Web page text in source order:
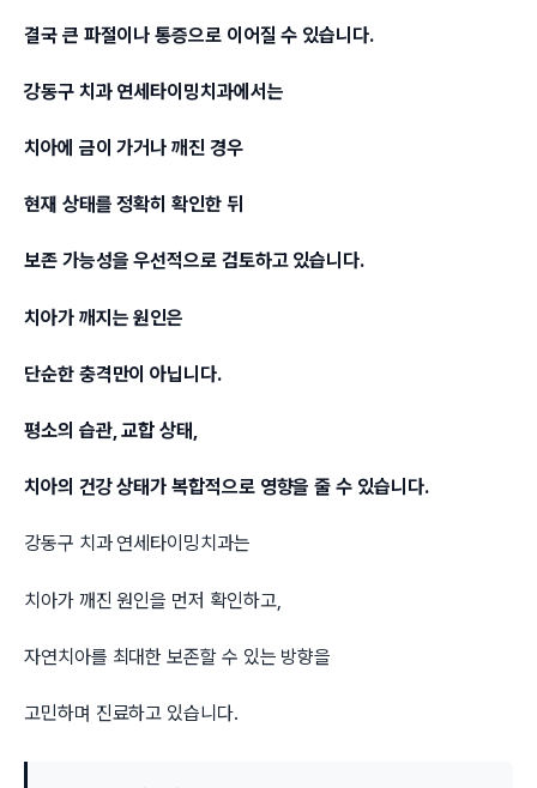
결국 큰 파절이나 통증으로 이어질 수 있습니다.
강동구 치과 연세타이밍치과에서는
치아에 금이 가거나 깨진 경우
현재 상태를 정확히 확인한 뒤
보존 가능성을 우선적으로 검토하고 있습니다.
치아가 깨지는 원인은
단순한 충격만이 아닙니다.
평소의 습관, 교합 상태,
치아의 건강 상태가 복합적으로 영향을 줄 수 있습니다.
강동구 치과 연세타이밍치과는
치아가 깨진 원인을 먼저 확인하고,
자연치아를 최대한 보존할 수 있는 방향을
고민하며 진료하고 있습니다.